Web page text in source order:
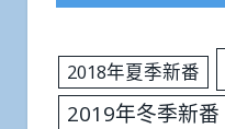
2018年夏季新番
2019年冬季新番